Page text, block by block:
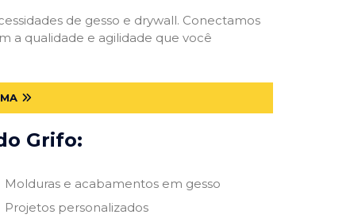
de gesso e drywall. Conectamos
a qualidade e agilidade que você
Grifo:
Molduras e acabamentos em gesso
Projetos personalizados